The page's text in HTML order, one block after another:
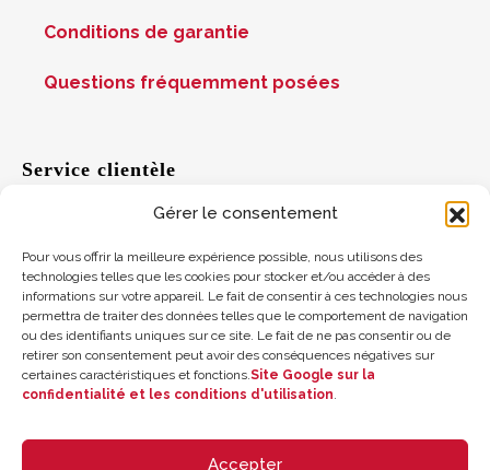
Gérer le consentement
Pour vous offrir la meilleure expérience possible, nous utilisons des
technologies telles que les cookies pour stocker et/ou accéder à des
informations sur votre appareil. Le fait de consentir à ces technologies nous
permettra de traiter des données telles que le comportement de navigation
ou des identifiants uniques sur ce site. Le fait de ne pas consentir ou de
retirer son consentement peut avoir des conséquences négatives sur
certaines caractéristiques et fonctions.Site Google sur la
confidentialité et les conditions d'utilisation.
Accepter
Conditions de garantie
Questions fréquemment posées
Service clientèle
Aide
Suggestions
Où nous trouver